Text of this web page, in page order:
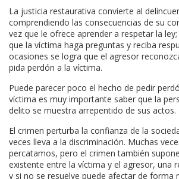
La justicia restaurativa convierte al
comprendiendo las consecuencias de su
vez que le ofrece aprender a respetar la
que la víctima haga preguntas y reciba
ocasiones se logra que el agresor
pida perdón a la víctima.
Puede parecer poco el hecho de pedir
víctima es muy importante saber que la
delito se muestra arrepentido de sus actos.
El crimen perturba la confianza de la
veces lleva a la discriminación. Muchas
percatamos, pero el crimen también
existente entre la víctima y el agresor, una
y si no se resuelve puede afectar de forma